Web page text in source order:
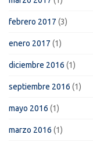
febrero 2017 (3)
enero 2017 (1)
diciembre 2016 (1)
septiembre 2016 (1)
mayo 2016 (1)
marzo 2016 (1)